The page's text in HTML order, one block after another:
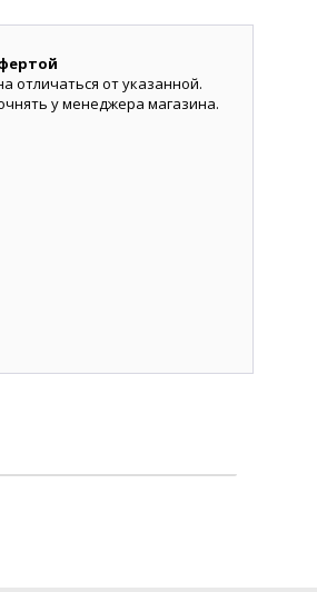
отличаться от указанной.
у менеджера магазина.